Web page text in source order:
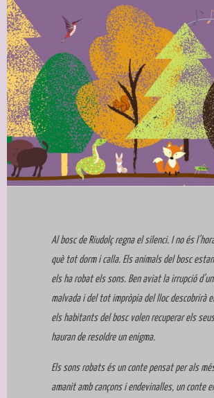
Al bosc de Riudolç regna el silenci. I no és
què tot dorm i calla. Els animals del bosc
els ha robat els sons. Ben aviat la irrupció
malvada i del tot impròpia del lloc descobrirà
els habitants del bosc volen recuperar els
hauran de resoldre un enigma.
Els sons robats és un conte pensat per als
amanit amb cançons i endevinalles, un conte